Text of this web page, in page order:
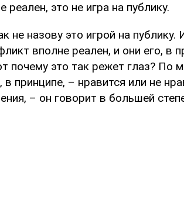
реален, это не игра на публику.
не назову это игрой на
вполне реален, и они его, в
почему это так режет глаз?
принципе, – нравится или не
– он говорит в большей